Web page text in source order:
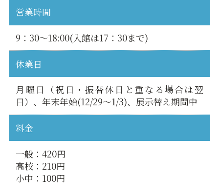
営業時間
9：30～18:00(入館は17：30まで)
休業日
月曜日（祝日・振替休日と重なる場合は翌
日）、年末年始(12/29～1/3)、展示替え期間中
料金
一般：420円
高校：210円
小中：100円